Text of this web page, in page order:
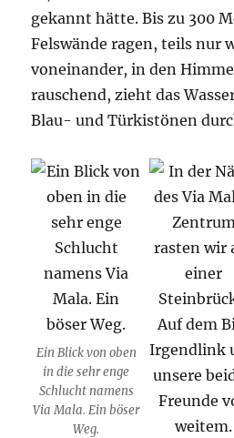
gekannt hätte. Bis zu 300
Felswände ragen, teils nur
voneinander, in den
rauschend, zieht das
Blau- und Türkistönen
Ein Blick von oben
in die sehr enge
Schlucht namens
Via Mala. Ein böser
Weg.